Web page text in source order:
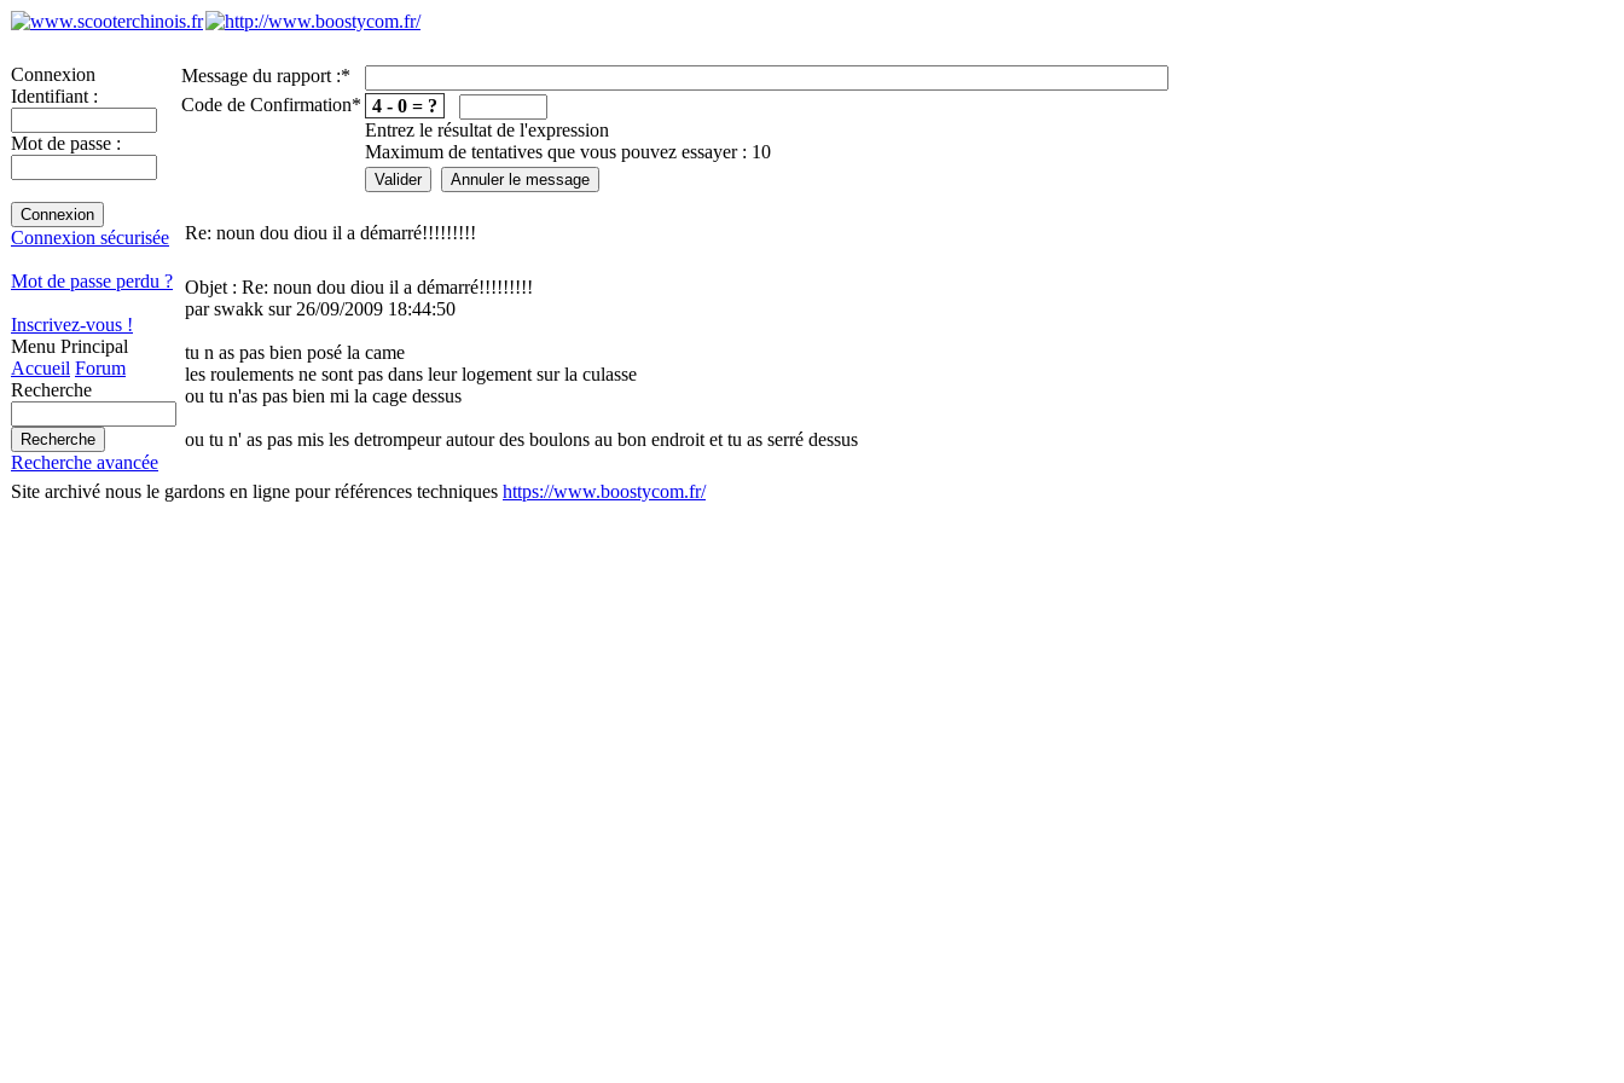
Connexion
Identifiant :
Mot de passe :
Connexion sécurisée
Mot de passe perdu ?
Inscrivez-vous !
Menu Principal
Accueil Forum
Recherche
Recherche avancée
Message du rapport :*
Code de Confirmation* 4 - 0 = ?
Entrez le résultat de l'expression
Maximum de tentatives que vous pouvez essayer : 10
Re: noun dou diou il a démarré!!!!!!!!!
Objet : Re: noun dou diou il a démarré!!!!!!!!!
par swakk sur 26/09/2009 18:44:50
tu n as pas bien posé la came
les roulements ne sont pas dans leur logement sur la culasse
ou tu n'as pas bien mi la cage dessus
ou tu n' as pas mis les detrompeur autour des boulons au bon endroit et tu as serré dessus
Site archivé nous le gardons en ligne pour références techniques https://www.boostycom.fr/